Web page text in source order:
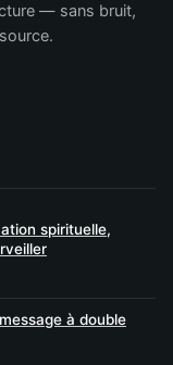
— sans bruit,
spirituelle,
à double